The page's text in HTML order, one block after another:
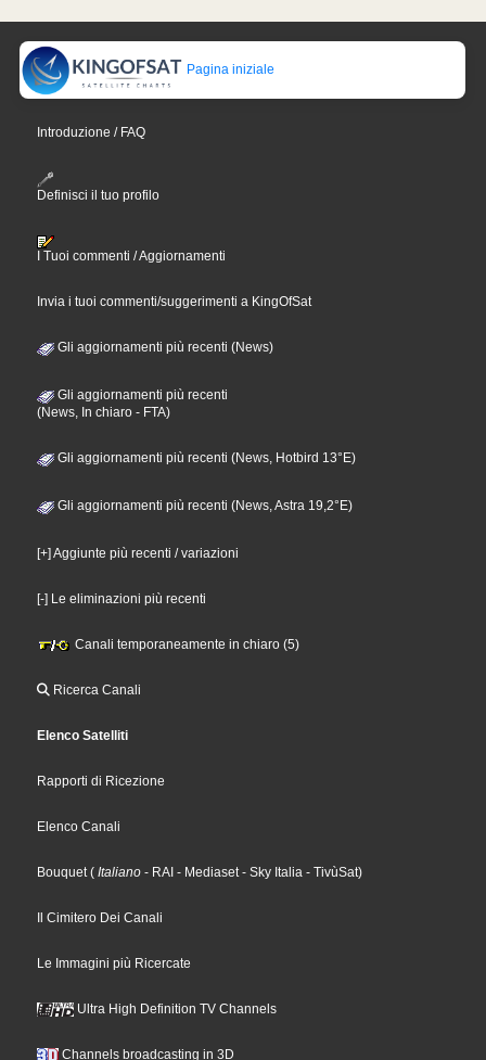
Pagina iniziale
Introduzione / FAQ
Definisci il tuo profilo
I Tuoi commenti / Aggiornamenti
Invia i tuoi commenti/suggerimenti a KingOfSat
Gli aggiornamenti più recenti (News)
Gli aggiornamenti più recenti
(News, In chiaro - FTA)
Gli aggiornamenti più recenti (News, Hotbird 13°E)
Gli aggiornamenti più recenti (News, Astra 19,2°E)
[+] Aggiunte più recenti / variazioni
[-] Le eliminazioni più recenti
Canali temporaneamente in chiaro (5)
Ricerca Canali
Elenco Satelliti
Rapporti di Ricezione
Elenco Canali
Bouquet ( Italiano - RAI - Mediaset - Sky Italia - TivùSat)
Il Cimitero Dei Canali
Le Immagini più Ricercate
Ultra High Definition TV Channels
Channels broadcasting in 3D